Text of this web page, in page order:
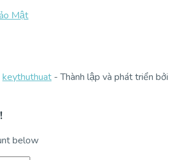
Mật
keythuthuat - Thành lập và phát triển bởi
below